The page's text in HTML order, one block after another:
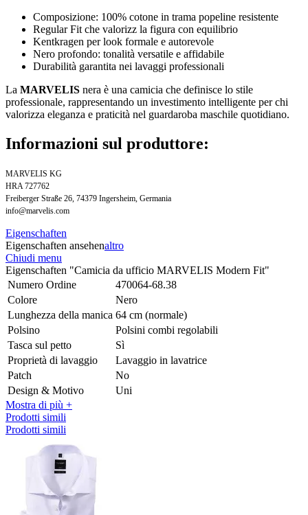
Composizione: 100% cotone in trama popeline resistente
Regular Fit che valorizz la figura con equilibrio
Kentkragen per look formale e autorevole
Nero profondo: tonalità versatile e affidabile
Durabilità garantita nei lavaggi professionali
La MARVELIS nera è una camicia che definisce lo stile
professionale, rappresentando un investimento intelligente per chi
valorizza eleganza e praticità nel guardaroba maschile quotidiano.
Informazioni sul produttore:
MARVELIS KG
HRA 727762
Freiberger Straße 26, 74379 Ingersheim, Germania
info@marvelis.com
Eigenschaften
Eigenschaften ansehenaltro
Chiudi menu
Eigenschaften "Camicia da ufficio MARVELIS Modern Fit"
Numero Ordine
470064-68.38
Colore
Nero
Lunghezza della manica 64 cm (normale)
Polsino
Polsini combi regolabili
Tasca sul petto
Sì
Proprietà di lavaggio
Lavaggio in lavatrice
Patch
No
Design & Motivo
Uni
Mostra di più +
Prodotti simili
Prodotti simili